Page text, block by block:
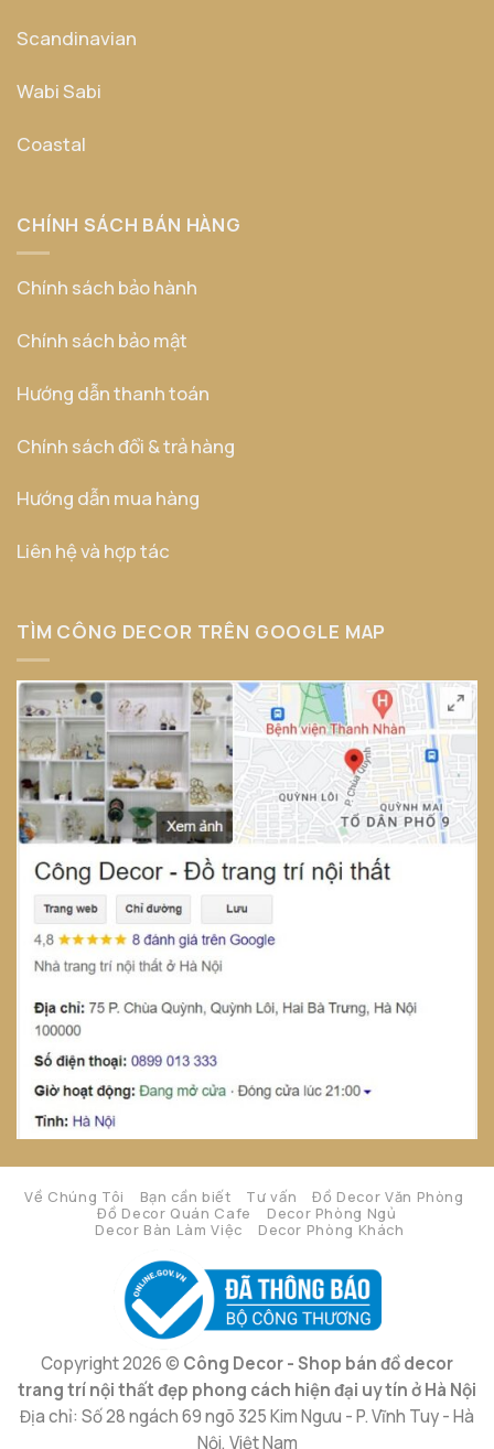
Scandinavian
Wabi Sabi
Coastal
CHÍNH SÁCH BÁN HÀNG
Chính sách bảo hành
Chính sách bảo mật
Hướng dẫn thanh toán
Chính sách đổi & trả hàng
Hướng dẫn mua hàng
Liên hệ và hợp tác
TÌM CÔNG DECOR TRÊN GOOGLE MAP
Về Chúng Tôi Bạn cần biết Tư vấn
Đồ Decor Văn Phòng
Đồ Decor Quán Cafe
Decor Phòng Ngủ
Decor Bàn Làm Việc
Decor Phòng Khách
Copyright 2026 © Công Decor - Shop bán đồ decor
trang trí nội thất đẹp phong cách hiện đại uy tín ở Hà Nội
Địa chỉ: Số 28 ngách 69 ngõ 325 Kim Ngưu - P. Vĩnh Tuy - Hà
Nội, Việt Nam